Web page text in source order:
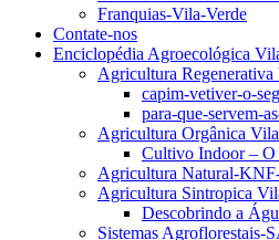
Franquias-Vila-Verde
Contate-nos
Enciclopédia Agroecológica
Agricultura Regenerativa
capim-vetiver-o-
para-que-servem-
Agricultura Orgânica
Cultivo Indoor – O
Agricultura Natural-
Agricultura Sintropica
Descobrindo a
Sistemas Agroflorestais-